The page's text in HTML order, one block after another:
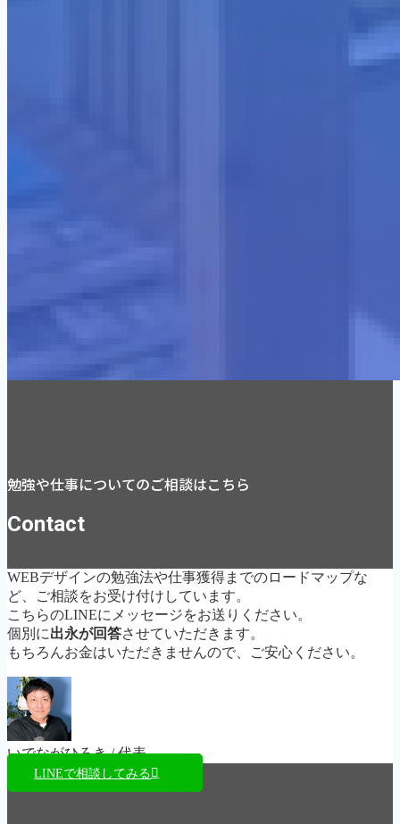
勉強や仕事についてのご相談はこちら
Contact
WEBデザインの勉強法や仕事獲得までのロードマップな
ど、ご相談をお受け付けしています。
こちらのLINEにメッセージをお送りください。
個別に出永が回答させていただきます。
もちろんお金はいただきませんので、ご安心ください。
いでながひろき / 代表
LINEで相談してみる